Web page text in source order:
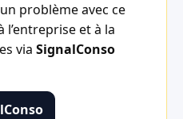
problème avec ce
l’entreprise et à la
via SignalConso